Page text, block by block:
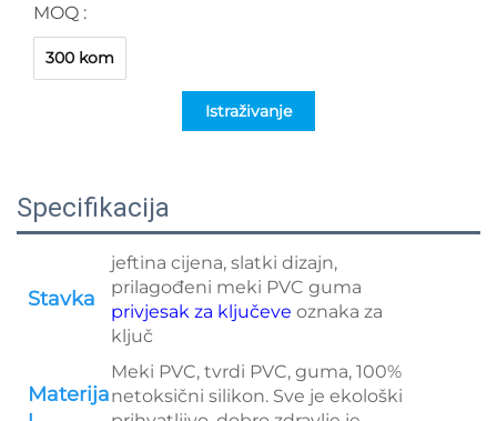
MOQ :
300 kom
Istraživanje
Specifikacija
Stavka
jeftina cijena, slatki dizajn,
prilagođeni meki PVC guma
privjesak za ključeve oznaka za
ključ
Materija
Meki PVC, tvrdi PVC, guma, 100%
netoksični silikon. Sve je ekološki